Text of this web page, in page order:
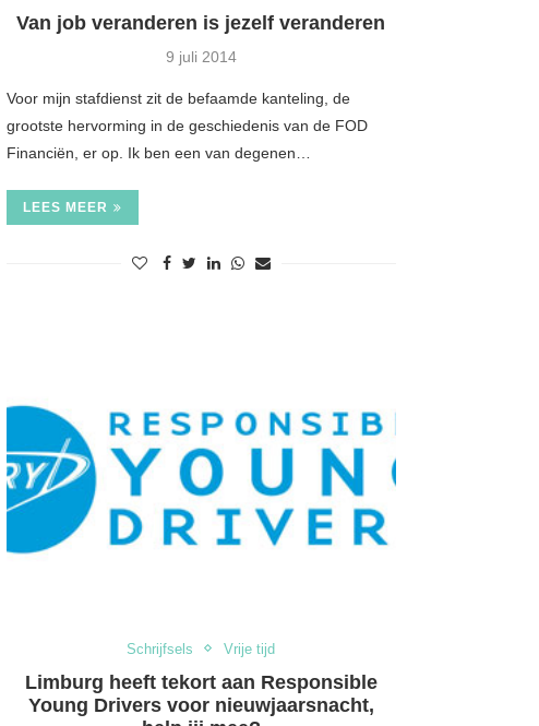
Van job veranderen is jezelf veranderen
9 juli 2014
Voor mijn stafdienst zit de befaamde kanteling, de
grootste hervorming in de geschiedenis van de FOD
Financiën, er op. Ik ben een van degenen…
LEES MEER
Schrijfsels Vrije tijd
Limburg heeft tekort aan Responsible
Young Drivers voor nieuwjaarsnacht,